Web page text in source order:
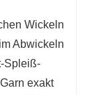
Wickeln
Abwickeln
Spleiß-
exakt